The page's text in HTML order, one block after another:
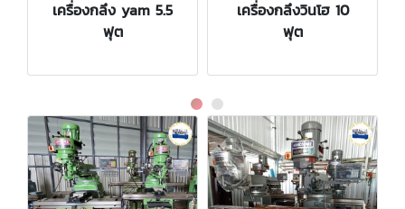
เครื่องกลึง yam 5.5
ฟุต
เครื่องกลึงวินโฮ 10
ฟุต